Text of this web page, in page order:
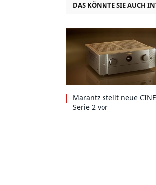
DAS KÖNNTE SIE AUCH
Marantz stellt neue
Serie 2 vor